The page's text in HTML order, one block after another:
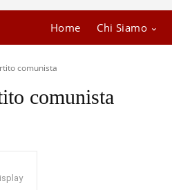
Home Chi Siamo
comunista
comunista